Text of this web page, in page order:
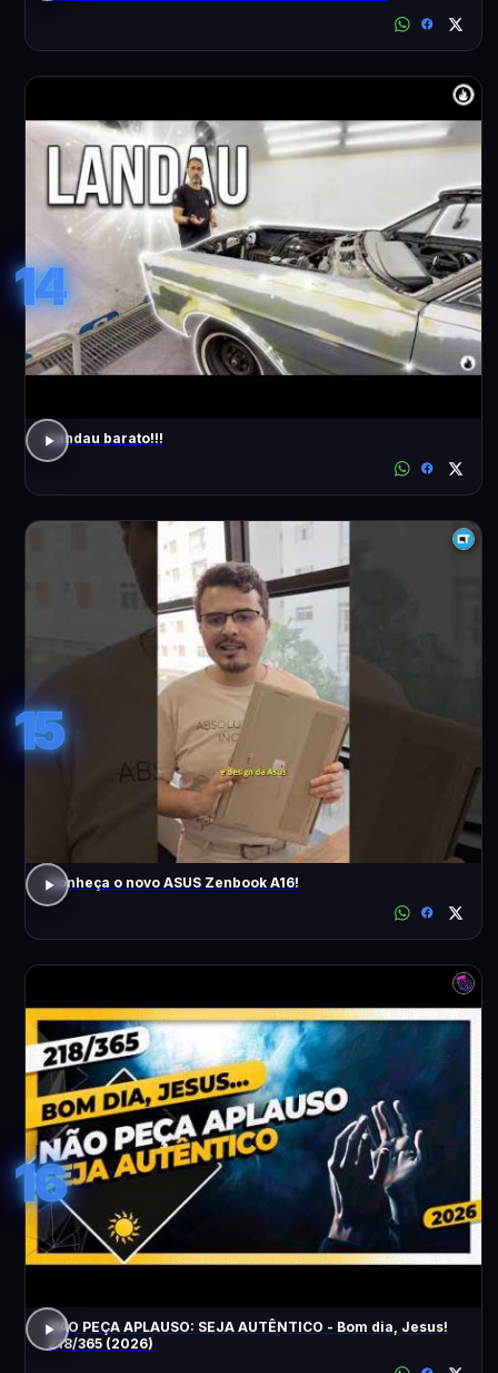
14
Landau barato!!!
15
Conheça o novo ASUS Zenbook A16!
16
NÃO PEÇA APLAUSO: SEJA AUTÊNTICO - Bom dia, Jesus!
218/365 (2026)